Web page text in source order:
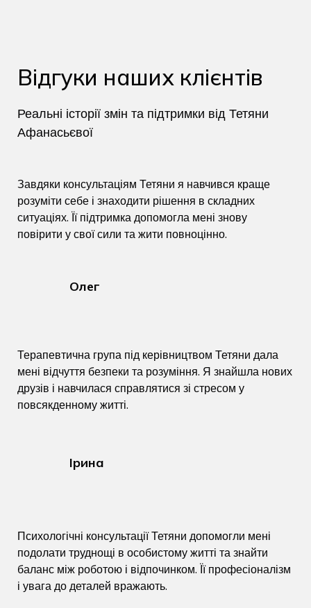
Відгуки наших клієнтів
Реальні історії змін та підтримки від Тетяни
Афанасьєвої
Завдяки консультаціям Тетяни я навчився краще
розуміти себе і знаходити рішення в складних
ситуаціях. Її підтримка допомогла мені знову
повірити у свої сили та жити повноцінно.
Олег
Терапевтична група під керівництвом Тетяни дала
мені відчуття безпеки та розуміння. Я знайшла нових
друзів і навчилася справлятися зі стресом у
повсякденному житті.
Ірина
Психологічні консультації Тетяни допомогли мені
подолати труднощі в особистому житті та знайти
баланс між роботою і відпочинком. Її професіоналізм
і увага до деталей вражають.